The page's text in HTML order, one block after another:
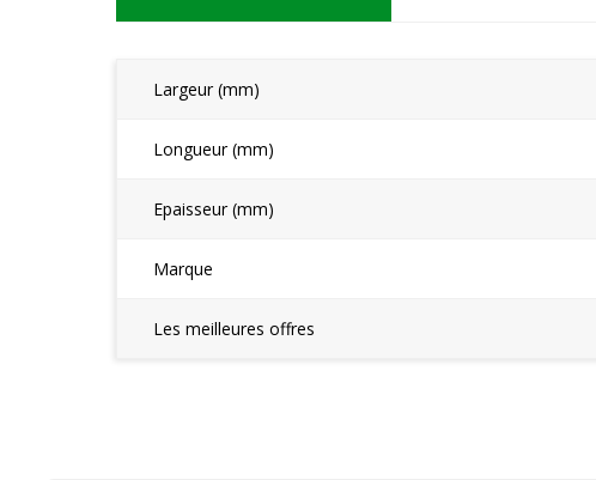
Largeur (mm)
Longueur (mm)
Epaisseur (mm)
Marque
Les meilleures offres